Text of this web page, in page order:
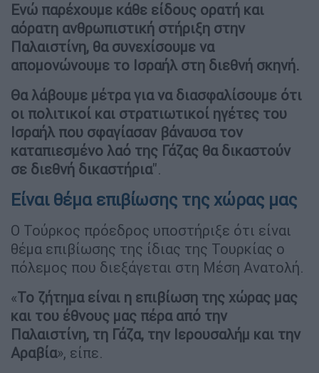
Ενώ παρέχουμε κάθε είδους ορατή και
αόρατη ανθρωπιστική στήριξη στην
Παλαιστίνη, θα συνεχίσουμε να
απομονώνουμε το Ισραήλ στη διεθνή σκηνή.
Θα λάβουμε μέτρα για να διασφαλίσουμε ότι
οι πολιτικοί και στρατιωτικοί ηγέτες του
Ισραήλ που σφαγίασαν βάναυσα τον
καταπιεσμένο λαό της Γάζας θα δικαστούν
σε διεθνή δικαστήρια".
Είναι θέμα επιβίωσης της χώρας μας
Ο Τούρκος πρόεδρος υποστήριξε ότι είναι
θέμα επιβίωσης της ίδιας της Τουρκίας ο
πόλεμος που διεξάγεται στη Μέση Ανατολή.
«Το ζήτημα είναι η επιβίωση της χώρας μας
και του έθνους μας πέρα από την
Παλαιστίνη, τη Γάζα, την Ιερουσαλήμ και την
Αραβία», είπε.